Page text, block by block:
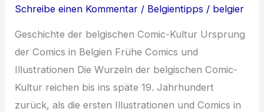
Schreibe einen Kommentar / Belgientipps / belgier
Geschichte der belgischen Comic-Kultur Ursprung
der Comics in Belgien Frühe Comics und
Illustrationen Die Wurzeln der belgischen Comic-
Kultur reichen bis ins späte 19. Jahrhundert
zurück, als die ersten Illustrationen und Comics in